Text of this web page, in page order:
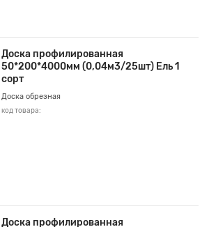
Доска профилированная
50*200*4000мм (0,04м3/25шт) Ель 1
сорт
Доска обрезная
код товара:
Доска профилированная